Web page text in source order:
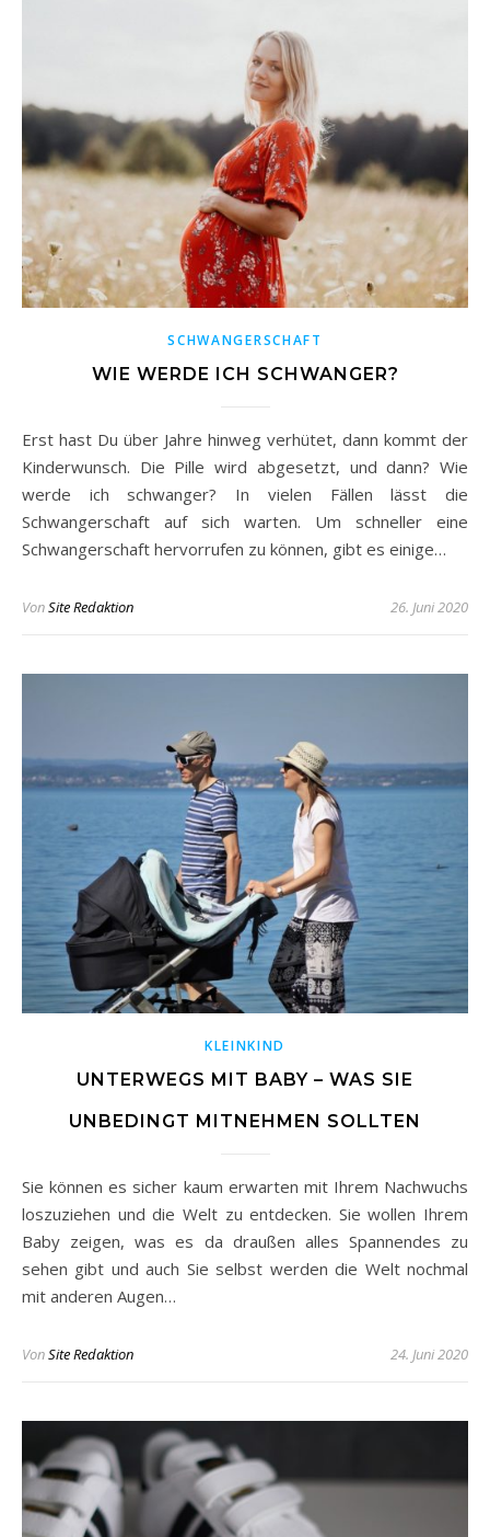
SCHWANGERSCHAFT
WIE WERDE ICH SCHWANGER?
Erst hast Du über Jahre hinweg verhütet, dann kommt der
Kinderwunsch. Die Pille wird abgesetzt, und dann? Wie
werde ich schwanger? In vielen Fällen lässt die
Schwangerschaft auf sich warten. Um schneller eine
Schwangerschaft hervorrufen zu können, gibt es einige…
VonSite Redaktion 26. Juni 2020
KLEINKIND
UNTERWEGS MIT BABY – WAS SIE
UNBEDINGT MITNEHMEN SOLLTEN
Sie können es sicher kaum erwarten mit Ihrem Nachwuchs
loszuziehen und die Welt zu entdecken. Sie wollen Ihrem
Baby zeigen, was es da draußen alles Spannendes zu
sehen gibt und auch Sie selbst werden die Welt nochmal
mit anderen Augen…
VonSite Redaktion 24. Juni 2020